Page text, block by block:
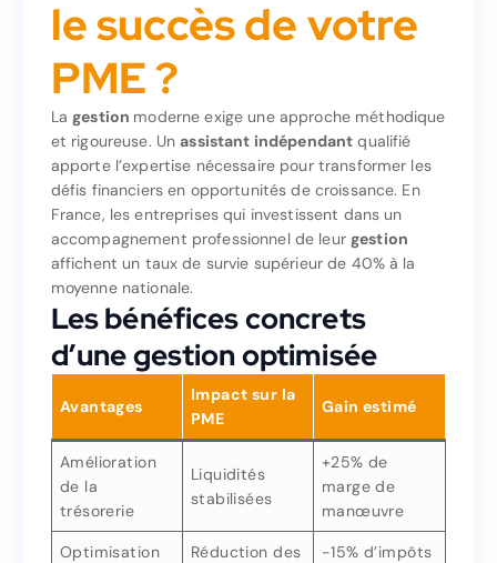
le succès de votre
PME ?
Lagestion moderne exige une approche méthodique
et rigoureuse. Unassistant indépendant qualifié
apporte l’expertise nécessaire pour transformer les
défis financiers en opportunités de croissance. En
France, les entreprises qui investissent dans un
accompagnement professionnel de leur gestion
affichent un taux de survie supérieur de 40% à la
moyenne nationale.
Les bénéfices concrets
d’une gestion optimisée
Avantages
Impact sur la
PME
Gain estimé
Amélioration
de la
trésorerie
Liquidités
stabilisées
+25% de
marge de
manœuvre
Optimisation
Réduction des
-15% d’impôts
le succès de votre
PME ?
gestion
moderne exige une approche méthodique
et rigoureuse. Un
assistant indépendant
qualifié
apporte l’expertise nécessaire pour transformer les
défis financiers en opportunités de croissance. En
France, les entreprises qui investissent dans un
accompagnement professionnel de leur
gestion
affichent un taux de survie supérieur de 40% à la
moyenne nationale.
Les bénéfices concrets
d’une gestion optimisée
Avantages
Impact sur la
Gain estimé
Amélioration
de la
trésorerie
Liquidités
stabilisées
marge de
manœuvre